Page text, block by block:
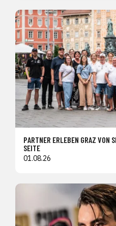
PARTNER ERLEBEN GRAZ VON
SEITE
01.08.26